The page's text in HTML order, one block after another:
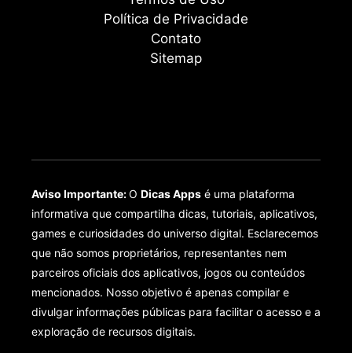
Política de Privacidade
Contato
Sitemap
Aviso Importante:O Dicas Apps é uma plataforma
informativa que compartilha dicas, tutoriais, aplicativos,
games e curiosidades do universo digital. Esclarecemos
que não somos proprietários, representantes nem
parceiros oficiais dos aplicativos, jogos ou conteúdos
mencionados. Nosso objetivo é apenas compilar e
divulgar informações públicas para facilitar o acesso e a
exploração de recursos digitais.